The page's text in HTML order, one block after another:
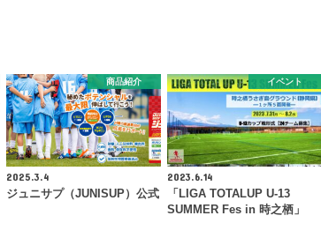
商品紹介
2025.3.4
ジュニサプ（JUNISUP）公式
イベント
2023.6.14
「LIGA TOTALUP U-13
SUMMER Fes in 時之栖」